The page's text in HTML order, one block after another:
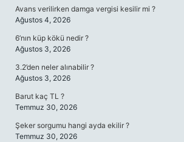
Avans verilirken damga vergisi kesilir mi ?
Ağustos 4, 2026
6’nın küp kökü nedir ?
Ağustos 3, 2026
3.2’den neler alınabilir ?
Ağustos 3, 2026
Barut kaç TL ?
Temmuz 30, 2026
Şeker sorgumu hangi ayda ekilir ?
Temmuz 30, 2026